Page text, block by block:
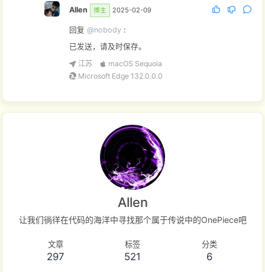
Allen 博主 2025-02-09
回复 @nobody:
已发送，请及时保存。
江苏
macOS Sequoia
Microsoft Edge 132.0.0.0
Allen
让我们徜徉在代码的海洋中寻找那个属于传说中的OnePiece吧
文章
297
标签
521
分类
6